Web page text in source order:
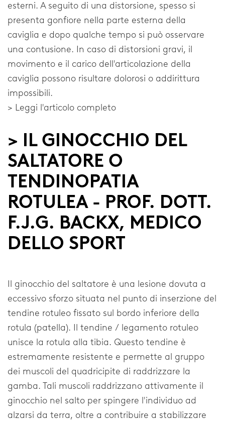
esterni. A seguito di una distorsione, spesso si
presenta gonfiore nella parte esterna della
caviglia e dopo qualche tempo si può osservare
una contusione. In caso di distorsioni gravi, il
movimento e il carico dell'articolazione della
caviglia possono risultare dolorosi o addirittura
impossibili.
> Leggi l'articolo completo
> IL GINOCCHIO DEL
SALTATORE O
TENDINOPATIA
ROTULEA - PROF. DOTT.
F.J.G. BACKX, MEDICO
DELLO SPORT
Il ginocchio del saltatore è una lesione dovuta a
eccessivo sforzo situata nel punto di inserzione del
tendine rotuleo fissato sul bordo inferiore della
rotula (patella). Il tendine / legamento rotuleo
unisce la rotula alla tibia. Questo tendine è
estremamente resistente e permette al gruppo
dei muscoli del quadricipite di raddrizzare la
gamba. Tali muscoli raddrizzano attivamente il
ginocchio nel salto per spingere l'individuo ad
alzarsi da terra, oltre a contribuire a stabilizzare